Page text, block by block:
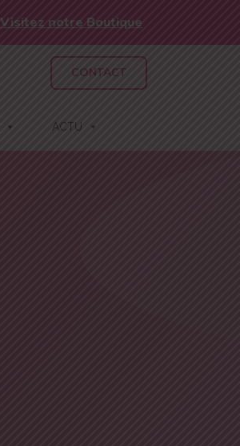
Visitez notre Boutique
CONTACT
ACTU